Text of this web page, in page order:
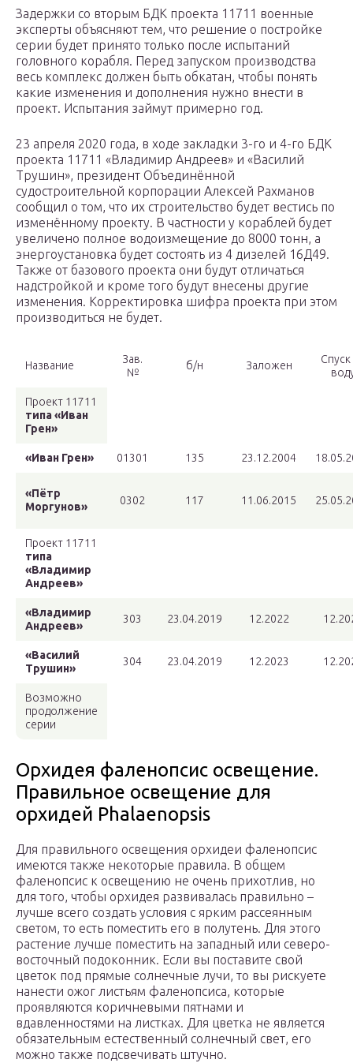
Задержки со вторым БДК проекта 11711 военные
эксперты объясняют тем, что решение о постройке
серии будет принято только после испытаний
головного корабля. Перед запуском производства
весь комплекс должен быть обкатан, чтобы понять
какие изменения и дополнения нужно внести в
проект. Испытания займут примерно год.
23 апреля 2020 года, в ходе закладки 3-го и 4-го БДК
проекта 11711 «Владимир Андреев» и «Василий
Трушин», президент Объединённой
судостроительной корпорации Алексей Рахманов
сообщил о том, что их строительство будет вестись по
изменённому проекту. В частности у кораблей будет
увеличено полное водоизмещение до 8000 тонн, а
энергоустановка будет состоять из 4 дизелей 16Д49.
Также от базового проекта они будут отличаться
надстройкой и кроме того будут внесены другие
изменения. Корректировка шифра проекта при этом
производиться не будет.
Название
Зав.
№
б/н Заложен
Спуск
Проект 11711
типа «Иван
Грен»
«Иван Грен» 01301 135 23.12.2004
«Пётр
Моргунов»
0302 117 11.06.2015
Проект 11711
типа
«Владимир
Андреев»
«Владимир
Андреев»
303 23.04.2019 12.2022
«Василий
Трушин»
304 23.04.2019 12.2023
Возможно
продолжение
серии
Орхидея фаленопсис освещение.
Правильное освещение для
орхидей Phalaenopsis
Для правильного освещения орхидеи фаленопсис
имеются также некоторые правила. В общем
фаленопсис к освещению не очень прихотлив, но
для того, чтобы орхидея развивалась правильно –
лучше всего создать условия с ярким рассеянным
светом, то есть поместить его в полутень. Для этого
растение лучше поместить на западный или северо-
восточный подоконник. Если вы поставите свой
цветок под прямые солнечные лучи, то вы рискуете
нанести ожог листьям фаленопсиса, которые
проявляются коричневыми пятнами и
вдавленностями на листках. Для цветка не является
обязательным естественный солнечный свет, его
можно также подсвечивать штучно.